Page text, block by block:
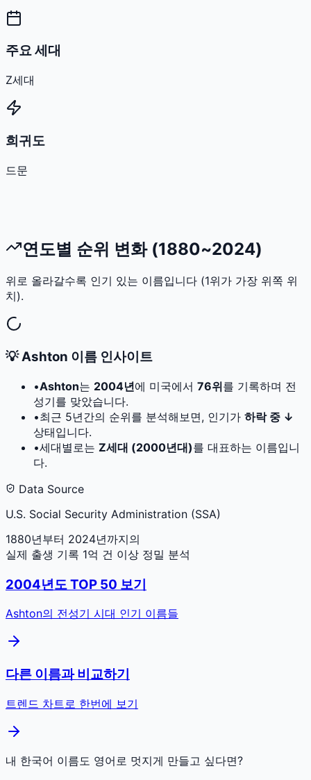
주요 세대
Z세대
희귀도
드문
연도별 순위 변화 (1880~2024)
위로 올라갈수록 인기 있는 이름입니다 (1위가 가장 위쪽 위
치).
💡Ashton 이름 인사이트
•Ashton는 2004년에 미국에서 76위를 기록하며 전
성기를 맞았습니다.
•최근 5년간의 순위를 분석해보면, 인기가 하락 중 ↓
상태입니다.
•세대별로는 Z세대 (2000년대)를 대표하는 이름입니
다.
Data Source
U.S. Social Security Administration (SSA)
1880년부터 2024년까지의
실제 출생 기록 1억 건 이상 정밀 분석
2004년도 TOP 50 보기
Ashton의 전성기 시대 인기 이름들
다른 이름과 비교하기
트렌드 차트로 한번에 보기
내 한국어 이름도 영어로 멋지게 만들고 싶다면?